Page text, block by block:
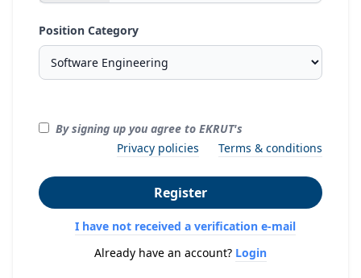
Position Category
By signing up you agree to EKRUT's
Privacy policies
Terms & conditions
Register
I have not received a verification e-mail
Already have an account? Login